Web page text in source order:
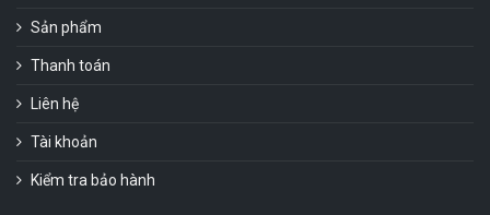
Sản phẩm
Thanh toán
Liên hệ
Tài khoản
Kiểm tra bảo hành